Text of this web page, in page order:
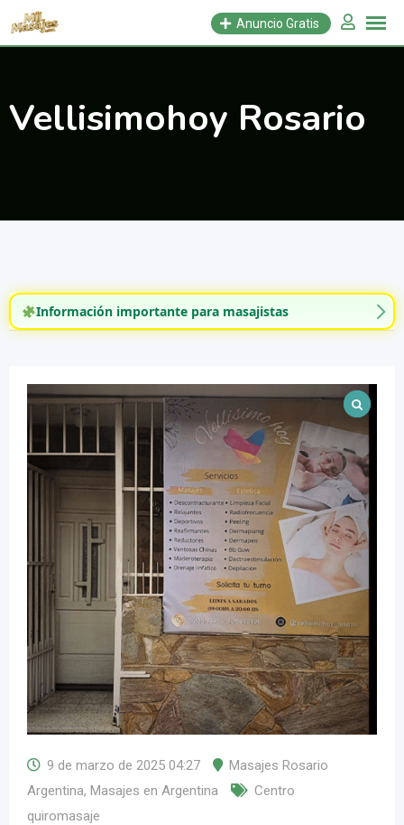
Saltar
Anuncio Gratis
Vellisimohoy Rosario
Información importante para masajistas
9 de marzo de 2025 04:27
Masajes Rosario
Argentina, Masajes en Argentina
Centro
quiromasaje